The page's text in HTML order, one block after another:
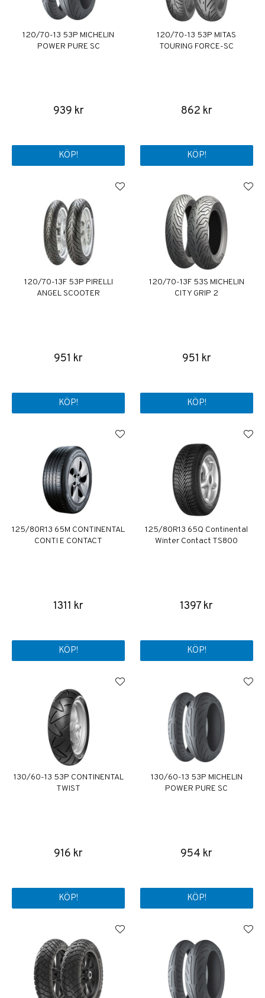
120/70-13 53P MICHELIN
POWER PURE SC
939 kr
KÖP!
120/70-13 53P MITAS
TOURING FORCE-SC
862 kr
KÖP!
120/70-13F 53P PIRELLI
ANGEL SCOOTER
951 kr
KÖP!
120/70-13F 53S MICHELIN
CITY GRIP 2
951 kr
KÖP!
125/80R13 65M CONTINENTAL
CONTI E CONTACT
1311 kr
KÖP!
125/80R13 65Q Continental
Winter Contact TS800
1397 kr
KÖP!
130/60-13 53P CONTINENTAL
TWIST
916 kr
KÖP!
130/60-13 53P MICHELIN
POWER PURE SC
954 kr
KÖP!